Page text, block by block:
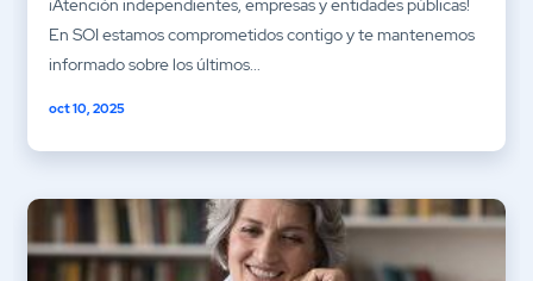
En SOI estamos comprometidos contigo y te mantenemos
informado sobre los últimos...
oct 10, 2025